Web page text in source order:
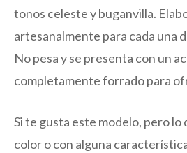
tonos celeste y buganvilla.
artesanalmente para cada una
No pesa y se presenta con un
completamente forrado para
Si te gusta este modelo, pero
color o con alguna